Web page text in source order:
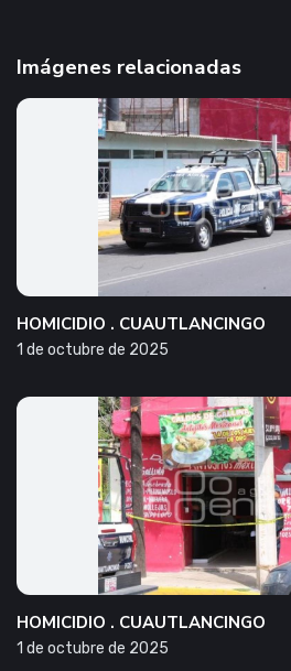
Imágenes relacionadas
HOMICIDIO . CUAUTLANCINGO
1 de octubre de 2025
HOMICIDIO . CUAUTLANCINGO
1 de octubre de 2025